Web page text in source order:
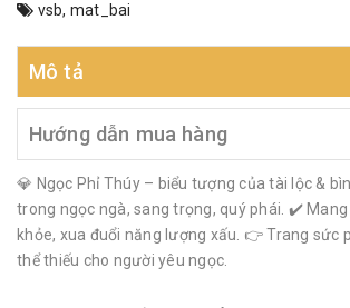
vsb, mat_bai
Mô tả
Hướng dẫn mua hàng
💎 Ngọc Phỉ Thúy – biểu tượng của tài lộc &
trong ngọc ngà, sang trọng, quý phái. ✔️
khỏe, xua đuổi năng lượng xấu. 👉 Trang sức
thể thiếu cho người yêu ngọc.